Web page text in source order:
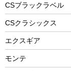
トレー
ランチョンマット
ランチボックス
ツール、他
アクセサリー
フローティングベスト
ヘルメット
エアーポンプ
ビーチテント
ウィンター
CSブラックラベル
CSクラシックス
エクスギア
モンテ